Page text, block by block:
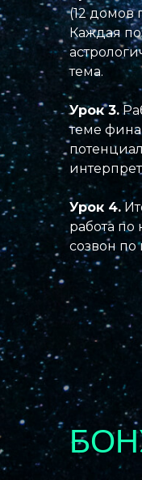
(12 домов
Каждая
тема.
Урок 3.
теме
Урок 4.
работа по
созвон по